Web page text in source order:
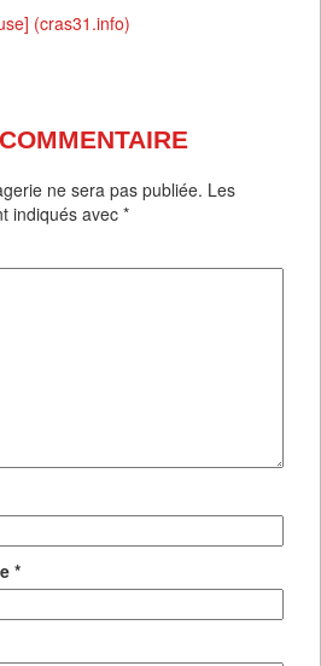
(cras31.info)
ne sera pas publiée. Les
indiqués avec*
*